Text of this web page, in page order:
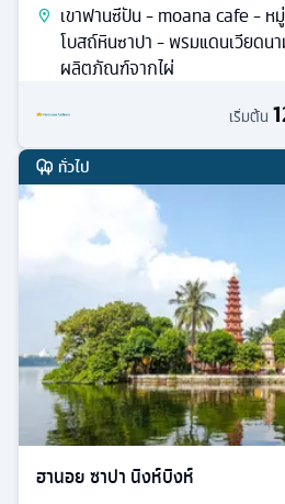
เขาฟานซีปัน - moana cafe - ห
โบสถ์หินซาปา - พรมแดนเวียดน
ผลิตภัณฑ์จากไผ่
เริ่มต้น
ทั่วไป
ฮานอย ซาปา นิงห์บิงห์